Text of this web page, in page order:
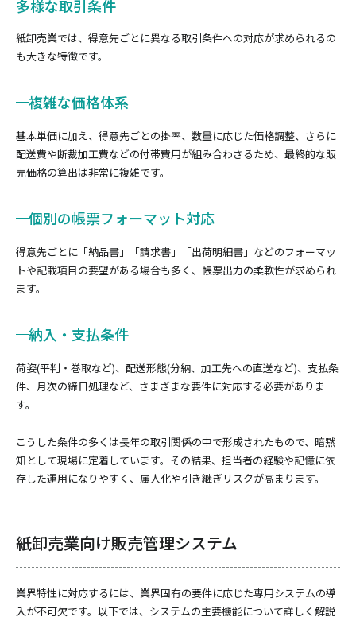
多様な取引条件
紙卸売業では、得意先ごとに異なる取引条件への対応が求められるの
も大きな特徴です。
複雑な価格体系
基本単価に加え、得意先ごとの掛率、数量に応じた価格調整、さらに
配送費や断裁加工費などの付帯費用が組み合わさるため、最終的な販
売価格の算出は非常に複雑です。
個別の帳票フォーマット対応
得意先ごとに「納品書」「請求書」「出荷明細書」などのフォーマッ
トや記載項目の要望がある場合も多く、帳票出力の柔軟性が求められ
ます。
納入・支払条件
荷姿(平判・巻取など)、配送形態(分納、加工先への直送など)、支払条
件、月次の締日処理など、さまざまな要件に対応する必要がありま
す。
こうした条件の多くは長年の取引関係の中で形成されたもので、暗黙
知として現場に定着しています。その結果、担当者の経験や記憶に依
存した運用になりやすく、属人化や引き継ぎリスクが高まります。
紙卸売業向け販売管理システム
業界特性に対応するには、業界固有の要件に応じた専用システムの導
入が不可欠です。以下では、システムの主要機能について詳しく解説